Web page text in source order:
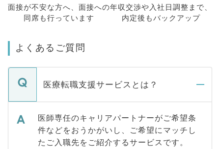
面接が不安な方へ、 面接への
同席も行っています
年収交渉や入社日調整まで、
内定後もバックアップ
よくあるご質問
医療転職支援サービスとは？
医師専任のキャリアパートナーがご希望条
件などをおうかがいし、ご希望にマッチし
たご入職先をご紹介するサービスです。